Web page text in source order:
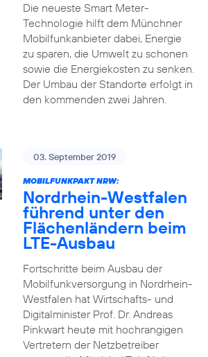
Die neueste Smart Meter-
Technologie hilft dem Münchner
Mobilfunkanbieter dabei, Energie
zu sparen, die Umwelt zu schonen
sowie die Energiekosten zu senken.
Der Umbau der Standorte erfolgt in
den kommenden zwei Jahren.
03. September 2019
MOBILFUNKPAKT NRW:
Nordrhein-Westfalen
führend unter den
Flächenländern beim
LTE-Ausbau
Fortschritte beim Ausbau der
Mobilfunkversorgung in Nordrhein-
Westfalen hat Wirtschafts- und
Digitalminister Prof. Dr. Andreas
Pinkwart heute mit hochrangigen
Vertretern der Netzbetreiber